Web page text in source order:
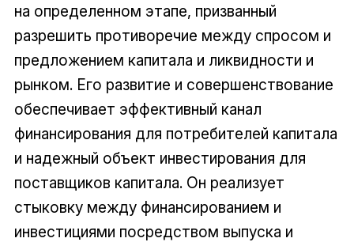
на определенном этапе, призванный
разрешить противоречие между спросом и
предложением капитала и ликвидности и
рынком. Его развитие и совершенствование
обеспечивает эффективный канал
финансирования для потребителей капитала
и надежный объект инвестирования для
поставщиков капитала. Он реализует
стыковку между финансированием и
инвестициями посредством выпуска и